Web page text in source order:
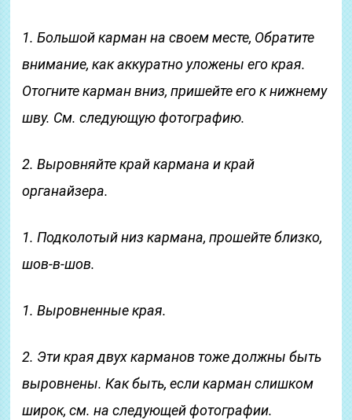
1. Большой карман на своем месте, Обратите
внимание, как аккуратно уложены его края.
Отогните карман вниз, пришейте его к нижнему
шву. См. следующую фотографию.
2. Выровняйте край кармана и край
органайзера.
1. Подколотый низ кармана, прошейте близко,
шов-в-шов.
1. Выровненные края.
2. Эти края двух карманов тоже должны быть
выровнены. Как быть, если карман слишком
широк, см. на следующей фотографии.